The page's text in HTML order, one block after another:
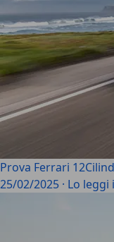
Prova Ferrari
25/02/2025 · Lo leggi